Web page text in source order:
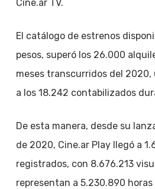
Cine.ar TV.
El catálogo de estrenos
pesos, superó los 26.000
meses transcurridos del
a los 18.242 contabilizados
De esta manera, desde su
de 2020, Cine.ar Play llegó a
registrados, con 8.676.213
representan a 5.230.890